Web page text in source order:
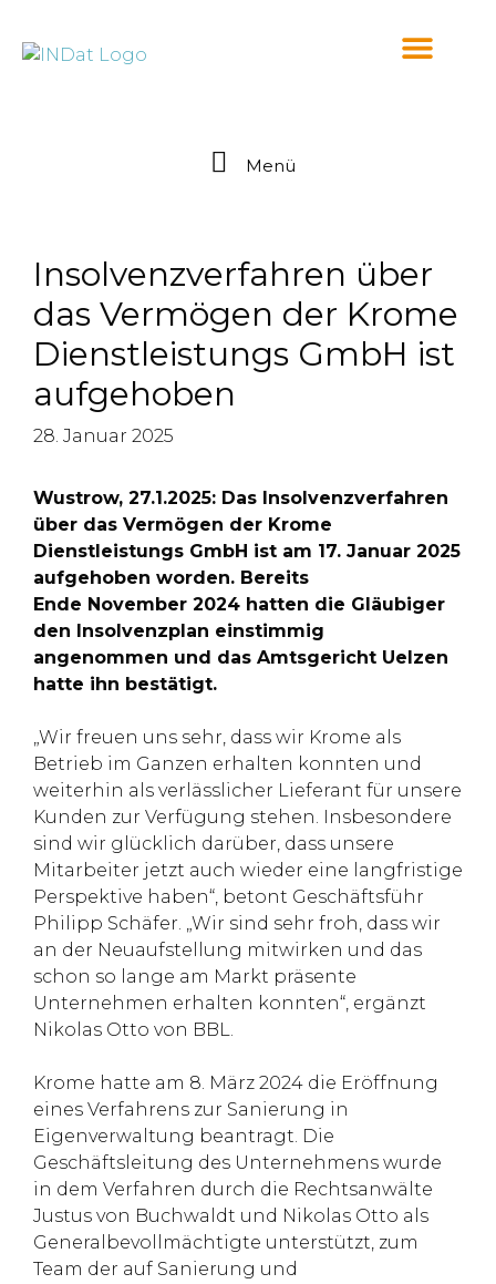
Menü
Insolvenzverfahren über
das Vermögen der Krome
Dienstleistungs GmbH ist
aufgehoben
28. Januar 2025
Wustrow, 27.1.2025: Das Insolvenzverfahren
über das Vermögen der Krome
Dienstleistungs GmbH ist am 17. Januar 2025
aufgehoben worden. Bereits
Ende November 2024 hatten die Gläubiger
den Insolvenzplan einstimmig
angenommen und das Amtsgericht Uelzen
hatte ihn bestätigt.
„Wir freuen uns sehr, dass wir Krome als
Betrieb im Ganzen erhalten konnten und
weiterhin als verlässlicher Lieferant für unsere
Kunden zur Verfügung stehen. Insbesondere
sind wir glücklich darüber, dass unsere
Mitarbeiter jetzt auch wieder eine langfristige
Perspektive haben“, betont Geschäftsführ
Philipp Schäfer. „Wir sind sehr froh, dass wir
an der Neuaufstellung mitwirken und das
schon so lange am Markt präsente
Unternehmen erhalten konnten“, ergänzt
Nikolas Otto von BBL.
Krome hatte am 8. März 2024 die Eröffnung
eines Verfahrens zur Sanierung in
Eigenverwaltung beantragt. Die
Geschäftsleitung des Unternehmens wurde
in dem Verfahren durch die Rechtsanwälte
Justus von Buchwaldt und Nikolas Otto als
Generalbevollmächtigte unterstützt, zum
Team der auf Sanierung und